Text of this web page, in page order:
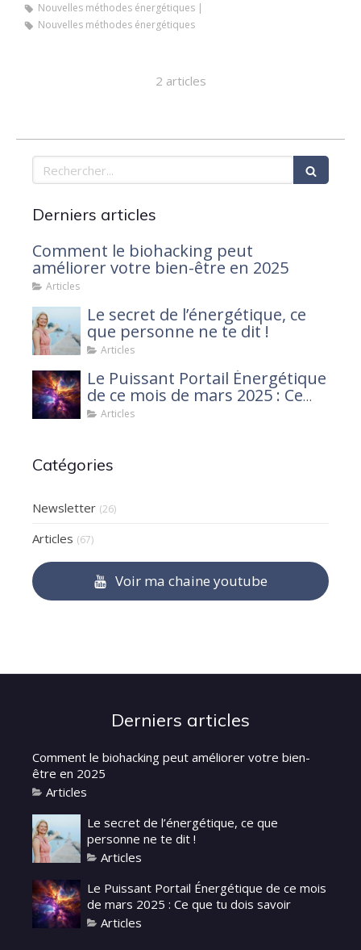
Nouvelles méthodes énergétiques
Nouvelles méthodes énergétiques
2 articles
Rechercher
Derniers articles
Comment le biohacking peut
améliorer votre bien-être en 2025
Articles
Le secret de l’énergétique, ce
que personne ne te dit !
Articles
Le Puissant Portail Énergétique
de ce mois de mars 2025 : Ce
que tu dois savoir
Articles
Catégories
Newsletter (26)
Articles (67)
Voir ma chaine youtube
Derniers articles
Comment le biohacking peut améliorer votre bien-
être en 2025
Articles
Le secret de l’énergétique, ce que
personne ne te dit !
Articles
Le Puissant Portail Énergétique de ce mois
de mars 2025 : Ce que tu dois savoir
Articles